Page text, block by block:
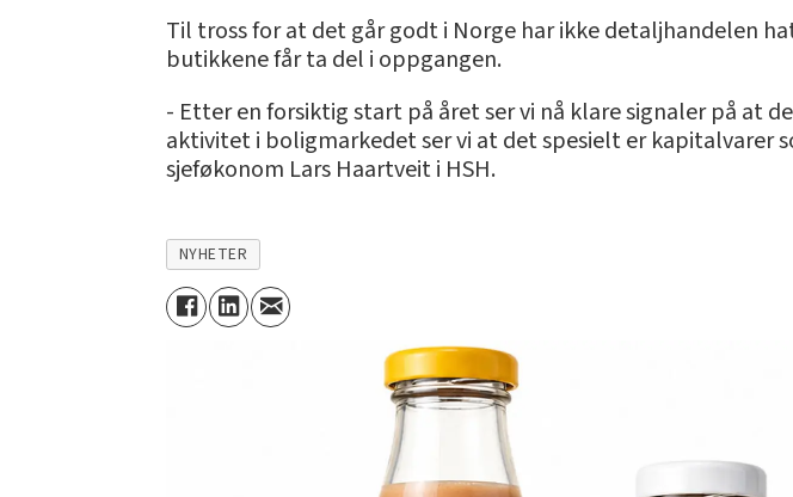
Til tross for at det går godt i Norge har ikke detaljhandelen
butikkene får ta del i oppgangen.
- Etter en forsiktig start på året ser vi nå klare signaler på at
aktivitet i boligmarkedet ser vi at det spesielt er kapitalvarer
sjeføkonom Lars Haartveit i HSH.
NYHETER